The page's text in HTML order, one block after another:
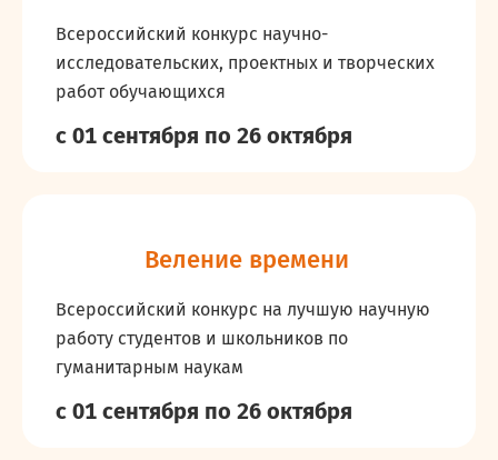
Всероссийский конкурс научно-
исследовательских, проектных и творческих
работ обучающихся
с 01 сентября по 26 октября
Веление времени
Всероссийский конкурс на лучшую научную
работу студентов и школьников по
гуманитарным наукам
с 01 сентября по 26 октября